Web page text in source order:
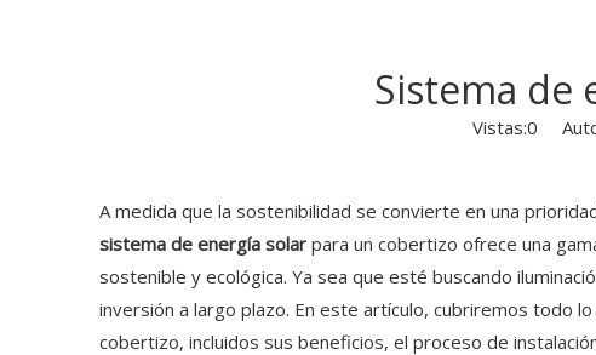
Sistema de
Vistas:0
A medida que la sostenibilidad se convierte en una
sistema de energía solar para un cobertizo ofrece una
sostenible y ecológica. Ya sea que esté buscando
inversión a largo plazo. En este artículo, cubriremos todo
cobertizo, incluidos sus beneficios, el proceso de